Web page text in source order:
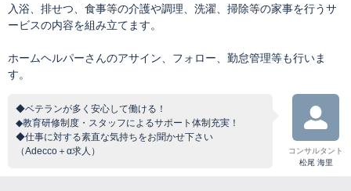
入浴、排せつ、食事等の介護や調理、洗濯、掃除等の家事を行うサ
ービスの内容を組み立てます。
ホームヘルパーさんのアサイン、フォロー、勤怠管理等も行いま
す。
◆ベテランが多く安心して働ける！
◆教育研修制度・スタッフによるサポート体制充実！
◆仕事に対する素直な気持ちをお聞かせ下さい
（Adecco＋α求人）
コンサルタント
松尾 海里